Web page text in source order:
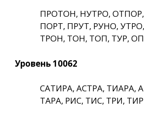
ПРОТОН, НУТРО,
ПОРТ, ПРУТ, РУНО,
ТРОН, ТОН, ТОП, ТУР,
Уровень 10062
САТИРА, АСТРА, ТИАРА,
ТАРА, РИС, ТИС, ТРИ, ТИР